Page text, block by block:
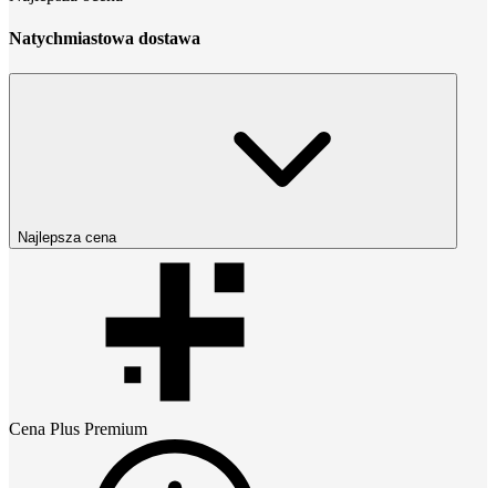
Natychmiastowa dostawa
Najlepsza cena
Cena Plus Premium